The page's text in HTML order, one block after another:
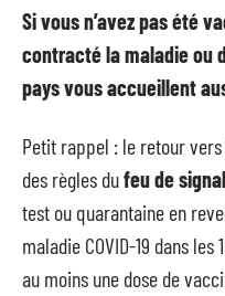
Si vous n’avez pas été
contracté la maladie ou
pays vous accueillent
Petit rappel : le retour
des règles dufeu de
test ou quarantaine en
maladie COVID-19 dans
au moins une dose de